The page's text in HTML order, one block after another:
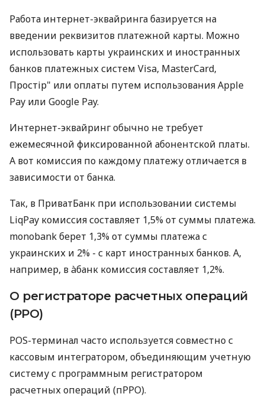
Работа интернет-эквайринга базируется на
введении реквизитов платежной карты. Можно
использовать карты украинских и иностранных
банков платежных систем Visa, MasterCard,
Простір" или оплаты путем использования Apple
Pay или Google Pay.
Интернет-эквайринг обычно не требует
ежемесячной фиксированной абонентской платы.
А вот комиссия по каждому платежу отличается в
зависимости от банка.
Так, в ПриватБанк при использовании системы
LiqPay комиссия составляет 1,5% от суммы платежа.
monobank берет 1,3% от суммы платежа с
украинских и 2% - с карт иностранных банков. А,
например, в àбанк комиссия составляет 1,2%.
О регистраторе расчетных операций
(РРО)
POS-терминал часто используется совместно с
кассовым интегратором, объединяющим учетную
систему с программным регистратором
расчетных операций (пРРО).